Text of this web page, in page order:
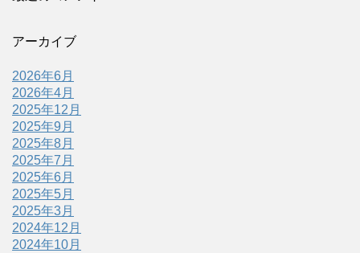
アーカイブ
2026年6月
2026年4月
2025年12月
2025年9月
2025年8月
2025年7月
2025年6月
2025年5月
2025年3月
2024年12月
2024年10月